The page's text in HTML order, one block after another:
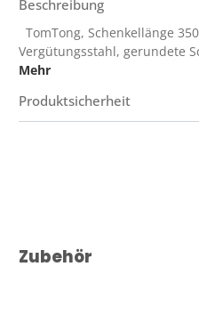
Beschreibung
TomTong, Schenkellänge
Vergütungsstahl, gerundete
Mehr
Produktsicherheit
Produktgalerie überspringen
Zubehör